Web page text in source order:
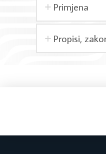
Primjena
Propisi,